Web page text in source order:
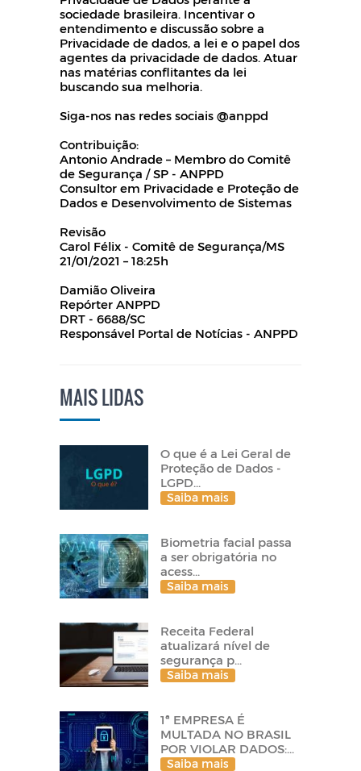
sociedade brasileira. Incentivar o
entendimento e discussão sobre a
Privacidade de dados, a lei e o papel dos
agentes da privacidade de dados. Atuar
nas matérias conflitantes da lei
buscando sua melhoria.
Siga-nos nas redes sociais @anppd
Contribuição:
Antonio Andrade – Membro do Comitê
de Segurança / SP - ANPPD
Consultor em Privacidade e Proteção de
Dados e Desenvolvimento de Sistemas
Revisão
Carol Félix - Comitê de Segurança/MS
21/01/2021 – 18:25h
Damião Oliveira
Repórter ANPPD
DRT - 6688/SC
Responsável Portal de Notícias - ANPPD
MAIS LIDAS
O que é a Lei Geral de
Proteção de Dados -
LGPD...
Saiba mais
Biometria facial passa
a ser obrigatória no
acess...
Saiba mais
Receita Federal
atualizará nível de
segurança p...
Saiba mais
1ª EMPRESA É
MULTADA NO BRASIL
POR VIOLAR DADOS:...
Saiba mais